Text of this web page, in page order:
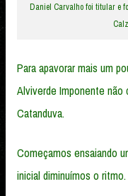
Daniel Carvalho foi titular e
Para apavorar mais um
Alviverde Imponente não
Catanduva.
Começamos ensaiando
inicial diminuímos o ritmo.